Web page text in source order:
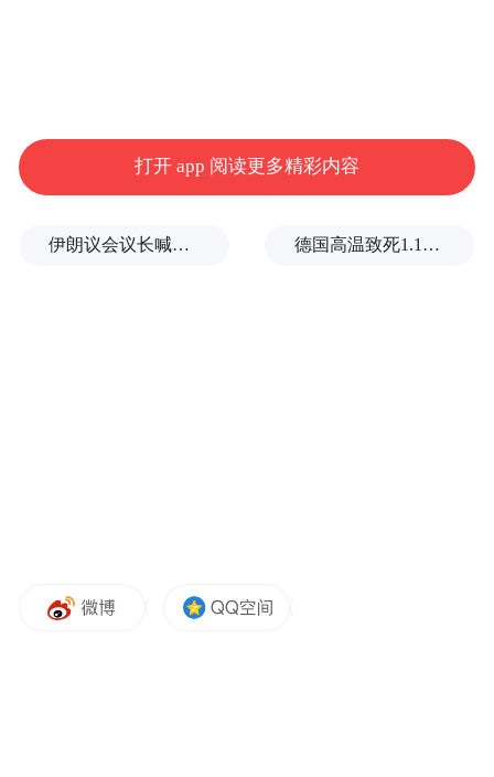
而羽绒服之所以能在水中提供浮力，主要是
面。模拟水中挣扎后，消防员表示气体向外
打开 app 阅读更多精彩内容
伊朗议会议长喊话：别再作秀了！ 德国高温致死1.19万人，为2016年来最高纪录